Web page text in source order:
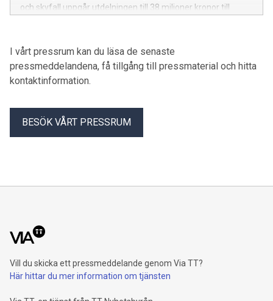
och skyfall uppgår utdelningen till 38 miljoner kronor till
I vårt pressrum kan du läsa de senaste
pressmeddelandena, få tillgång till pressmaterial och hitta
kontaktinformation.
BESÖK VÅRT PRESSRUM
Vill du skicka ett pressmeddelande genom Via TT?
Här hittar du mer information om tjänsten